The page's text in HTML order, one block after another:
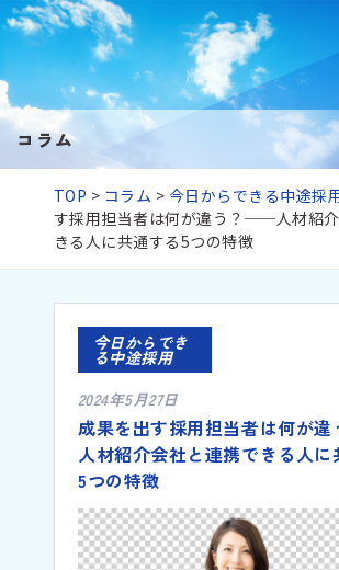
コラム
TOP > コラム > 今日からできる中途採
す採用担当者は何が違う？──人材紹
きる人に共通する5つの特徴
今日からでき
る中途採用
2024年5月27日
成果を出す採用担当者は何が
人材紹介会社と連携できる人に
5つの特徴